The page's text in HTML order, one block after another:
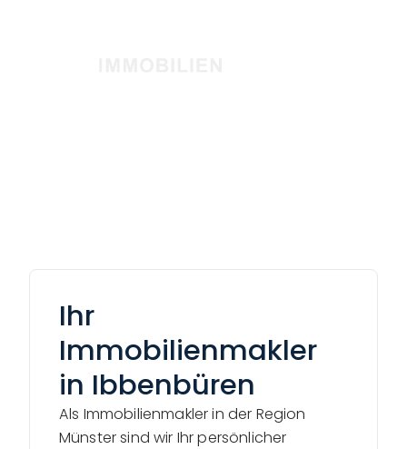
Ihr
Immobilienmakler
in Ibbenbüren
Als Immobilienmakler in der Region
Münster sind wir Ihr persönlicher